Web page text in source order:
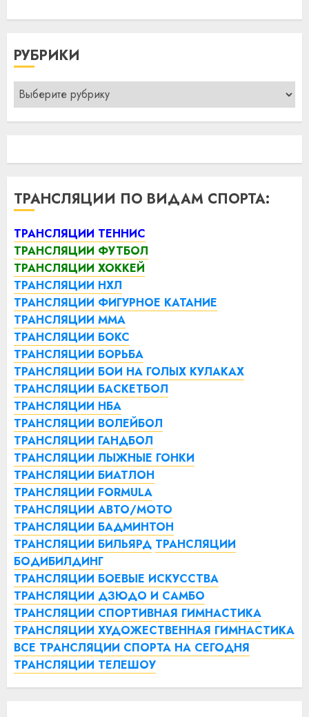
РУБРИКИ
Рубрики
ТРАНСЛЯЦИИ ПО ВИДАМ СПОРТА:
ТРАНСЛЯЦИИ ТЕННИС
ТРАНСЛЯЦИИ ФУТБОЛ
ТРАНСЛЯЦИИ ХОККЕЙ
ТРАНСЛЯЦИИ НХЛ
ТРАНСЛЯЦИИ ФИГУРНОЕ КАТАНИЕ
ТРАНСЛЯЦИИ ММА
ТРАНСЛЯЦИИ БОКС
ТРАНСЛЯЦИИ БОРЬБА
ТРАНСЛЯЦИИ БОИ НА ГОЛЫХ КУЛАКАХ
ТРАНСЛЯЦИИ БАСКЕТБОЛ
ТРАНСЛЯЦИИ НБА
ТРАНСЛЯЦИИ ВОЛЕЙБОЛ
ТРАНСЛЯЦИИ ГАНДБОЛ
ТРАНСЛЯЦИИ ЛЫЖНЫЕ ГОНКИ
ТРАНСЛЯЦИИ БИАТЛОН
ТРАНСЛЯЦИИ FORMULA
ТРАНСЛЯЦИИ АВТО/МОТО
ТРАНСЛЯЦИИ БАДМИНТОН
ТРАНСЛЯЦИИ БИЛЬЯРД ТРАНСЛЯЦИИ
БОДИБИЛДИНГ
ТРАНСЛЯЦИИ БОЕВЫЕ ИСКУССТВА
ТРАНСЛЯЦИИ ДЗЮДО И САМБО
ТРАНСЛЯЦИИ СПОРТИВНАЯ ГИМНАСТИКА
ТРАНСЛЯЦИИ ХУДОЖЕСТВЕННАЯ ГИМНАСТИКА
ВСЕ ТРАНСЛЯЦИИ СПОРТА НА СЕГОДНЯ
ТРАНСЛЯЦИИ ТЕЛЕШОУ